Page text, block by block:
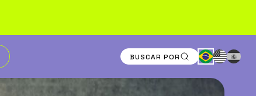
BUSCAR POR